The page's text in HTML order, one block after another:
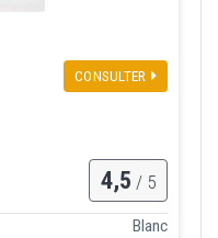
CONSULTER
4,5 / 5
Blanc